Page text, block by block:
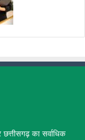
का सर्वाधिक